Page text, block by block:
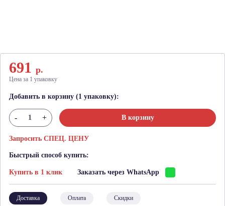
691 р.
Цена за 1 упаковку
Добавить в корзину (1 упаковку):
- + В корзину
Запросить СПЕЦ. ЦЕНУ
Быстрый способ купить:
Купить в 1 клик Заказать через WhatsApp
Доставка Оплата Скидки